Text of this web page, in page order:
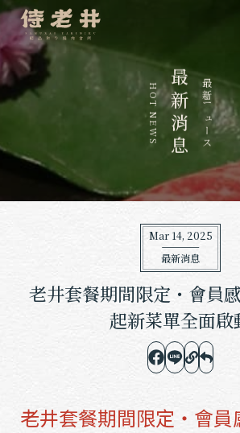
最
新
消
息
最
新
ニ
ュ
ー
ス
H
O
T
N
E
W
S
Mar 14, 2025
最新消息
老井套餐期間限定・會員
起新菜單全面啟
老井套餐期間限定・會員